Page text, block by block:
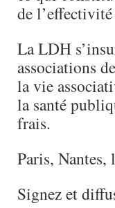
de
La LDH
associations
la vie
la santé
frais.
Paris,
Signez et